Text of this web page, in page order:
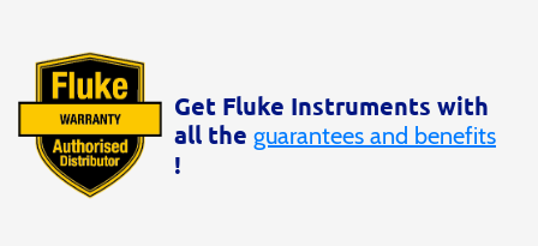
Get Fluke Instruments with
all the guarantees and benefits
!